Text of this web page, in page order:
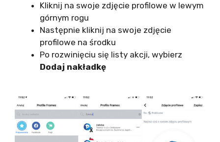
Kliknij na swoje zdjęcie profilowe w lewym
górnym rogu
Następnie kliknij na swoje zdjęcie
profilowe na środku
Po rozwinięciu się listy akcji, wybierz
Dodaj nakładkę